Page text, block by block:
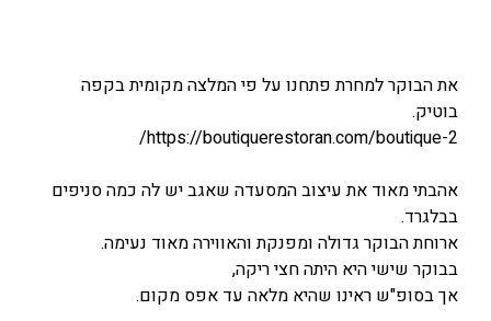
את הבוקר למחרת פתחנו על פי המלצה מקומית בקפה
בוטיק.
https://boutiquerestoran.com/boutique-2/
אהבתי מאוד את עיצוב המסעדה שאגב יש לה כמה סניפים
בבלגרד.
ארוחת הבוקר גדולה ומפנקת והאווירה מאוד נעימה.
בבוקר שישי היא היתה חצי ריקה,
אך בסופ"ש ראינו שהיא מלאה עד אפס מקום.